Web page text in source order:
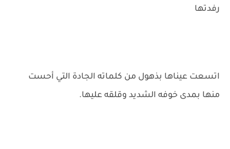
رفدتها
اتسعت عيناها بذهول من كلماته الجادة التي أحست
منها بمدى خوفه الشديد وقلقه عليها.